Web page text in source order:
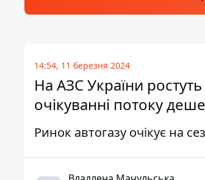
14:54, 11 березня 2024
На АЗС України
очікуванні потоку
Ринок автогазу очікує на